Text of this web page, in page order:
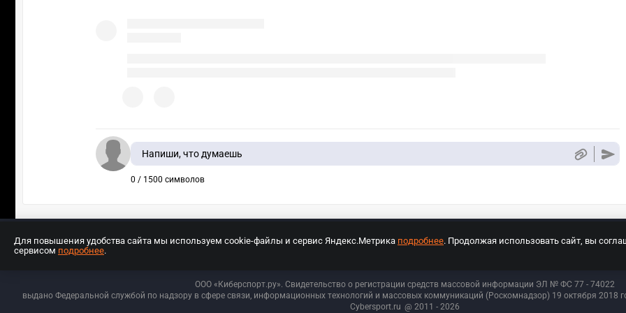
Напиши, что думаешь
0 / 1500 символов
ООО «Киберспорт.ру». Свидетельство о регистрации средств массовой информации ЭЛ № ФС 77 - 74022
выдано Федеральной службой по надзору в сфере связи, информационных технологий и массовых коммуникаций (Роскомнадзор) 19 октября 2018
Cybersport.ru @ 2011 - 2026
Для повышения удобства сайта мы используем cookie-файлы и сервис Яндекс.Метрика подробнее. Продолжая использовать сайт, вы
сервисом подробнее.